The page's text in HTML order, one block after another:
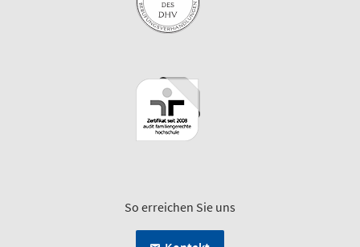
So erreichen Sie uns